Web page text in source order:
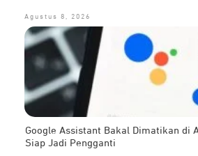
Agustus 8, 2026
Google Assistant Bakal Dimatikan di
Siap Jadi Pengganti